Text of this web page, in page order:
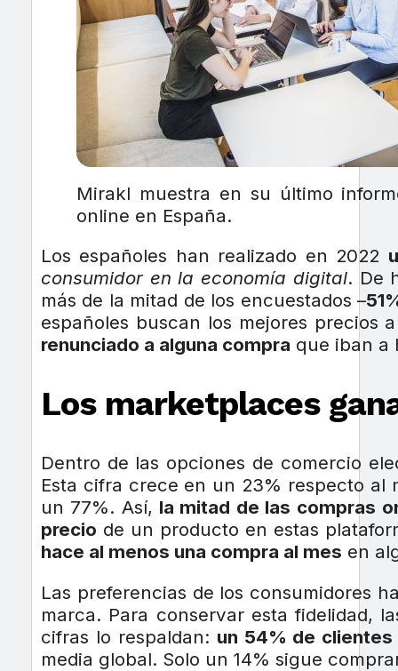
Mirakl muestra en su último
online en España.
Los españoles han realizado en 2022
consumidor en la economía digital. De
más de la mitad de los encuestados –
españoles buscan los mejores precios
renunciado a alguna compra que iban a
Los marketplaces
Dentro de las opciones de comercio
Esta cifra crece en un 23% respecto
un 77%. Así, la mitad de las compras
precio de un producto en estas
hace al menos una compra al mes en
Las preferencias de los consumidores
marca. Para conservar esta fidelidad,
cifras lo respaldan: un 54% de
media global. Solo un 14% sigue